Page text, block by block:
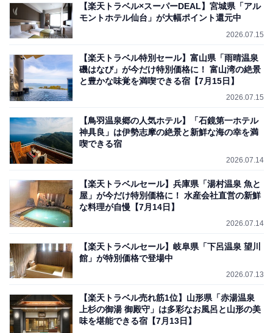
【楽天トラベル×スーパーDEAL】宮城県「アル
モントホテル仙台」が大幅ポイント還元中
2026.07.15
【楽天トラベル特別セール】富山県「雨晴温泉
磯はなび」が今だけ特別価格に！ 富山湾の絶景
と豊かな味覚を満喫できる宿【7月15日】
2026.07.15
【鳥羽温泉郷の人気ホテル】「石鏡第一ホテル
神具良」は伊勢志摩の絶景と新鮮な海の幸を満
喫できる宿
2026.07.14
【楽天トラベルセール】兵庫県「湯村温泉 魚と
屋」が今だけ特別価格に！ 水産会社直営の新鮮
な料理が自慢【7月14日】
2026.07.14
【楽天トラベルセール】岐阜県「下呂温泉 望川
館」が特別価格で登場中
2026.07.13
【楽天トラベル売れ筋1位】山形県「赤湯温泉
上杉の御湯 御殿守」は多彩なお風呂と山形の美
味を堪能できる宿【7月13日】